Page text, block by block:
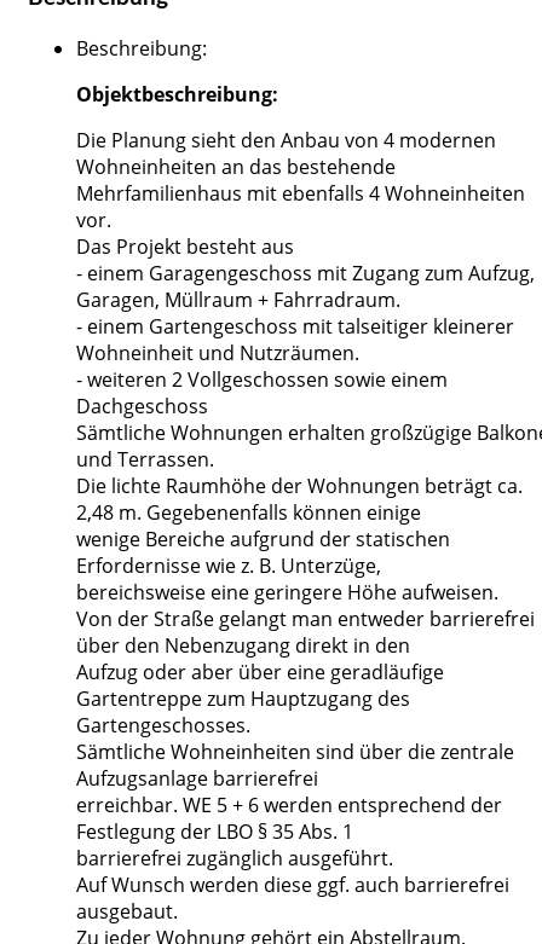
Beschreibung:
Objektbeschreibung:
Die Planung sieht den Anbau von 4 modernen
Wohneinheiten an das bestehende
Mehrfamilienhaus mit ebenfalls 4 Wohneinheiten
vor.
Das Projekt besteht aus
- einem Garagengeschoss mit Zugang zum Aufzug,
Garagen, Müllraum + Fahrradraum.
- einem Gartengeschoss mit talseitiger kleinerer
Wohneinheit und Nutzräumen.
- weiteren 2 Vollgeschossen sowie einem
Dachgeschoss
Sämtliche Wohnungen erhalten großzügige
und Terrassen.
Die lichte Raumhöhe der Wohnungen beträgt ca.
2,48 m. Gegebenenfalls können einige
wenige Bereiche aufgrund der statischen
Erfordernisse wie z. B. Unterzüge,
bereichsweise eine geringere Höhe aufweisen.
Von der Straße gelangt man entweder barrierefrei
über den Nebenzugang direkt in den
Aufzug oder aber über eine geradläufige
Gartentreppe zum Hauptzugang des
Gartengeschosses.
Sämtliche Wohneinheiten sind über die zentrale
Aufzugsanlage barrierefrei
erreichbar. WE 5 + 6 werden entsprechend der
Festlegung der LBO § 35 Abs. 1
barrierefrei zugänglich ausgeführt.
Auf Wunsch werden diese ggf. auch barrierefrei
ausgebaut.
Zu jeder Wohnung gehört ein Abstellraum.